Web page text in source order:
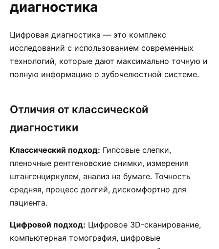
диагностика
Цифровая диагностика — это комплекс
исследований с использованием современных
технологий, которые дают максимально точную и
полную информацию о зубочелюстной системе.
Отличия от классической
диагностики
Классический подход: Гипсовые слепки,
пленочные рентгеновские снимки, измерения
штангенциркулем, анализ на бумаге. Точность
средняя, процесс долгий, дискомфортно для
пациента.
Цифровой подход: Цифровое 3D-сканирование,
компьютерная томография, цифровые